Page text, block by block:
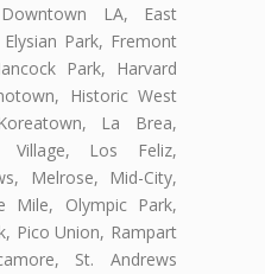
LA, East
Park, Fremont
Park, Harvard
Historic West
La Brea,
Village, Los Feliz,
Melrose, Mid-City,
Mile, Olympic Park,
Pico Union, Rampart
St. Andrews